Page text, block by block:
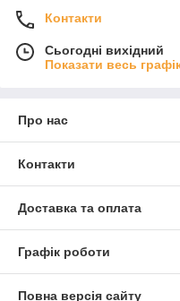
Контакти
Сьогодні вихідний
Показати весь
Про нас
Контакти
Доставка та оплата
Графік роботи
Повна версія сайту